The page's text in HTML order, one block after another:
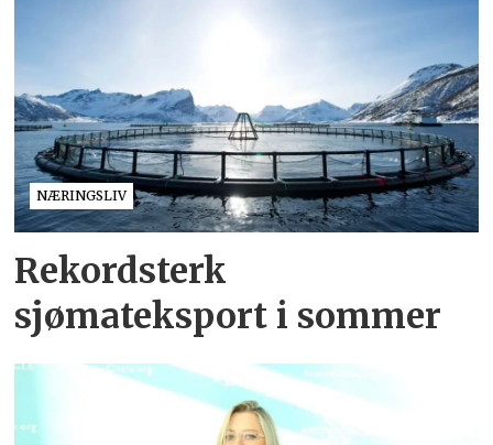
NÆRINGSLIV
Rekordsterk
sjømateksport i sommer